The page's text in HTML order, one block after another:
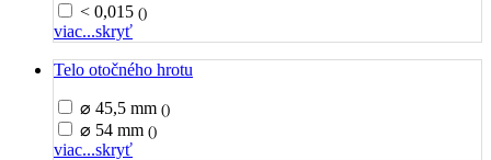
< 0,015 ()
viac...skryť
Telo otočného hrotu
⌀ 45,5 mm ()
⌀ 54 mm ()
viac...skryť